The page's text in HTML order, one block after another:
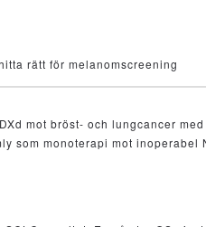
rätt för melanomscreening
mot bröst- och lungcancer
som monoterapi mot inoperabel